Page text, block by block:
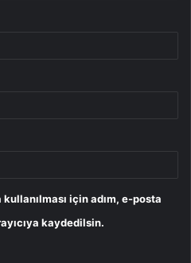
için adım, e-posta
kaydedilsin.